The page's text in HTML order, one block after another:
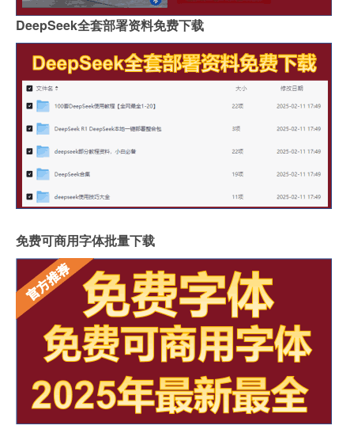
DeepSeek全套部署资料免费下载
免费可商用字体批量下载